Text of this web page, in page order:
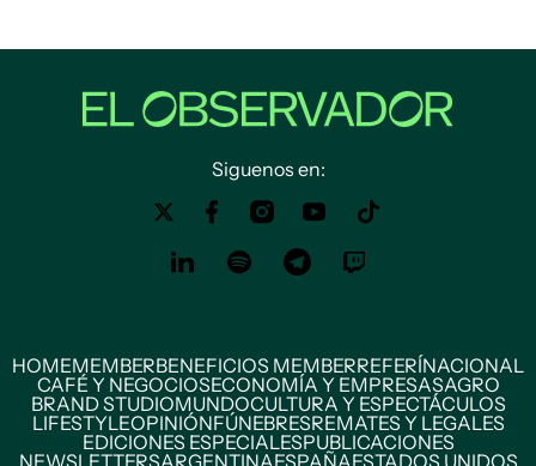
Siguenos en:
HOMEMEMBERBENEFICIOS MEMBERREFERÍNACIONAL
CAFÉ Y NEGOCIOSECONOMÍA Y EMPRESASAGRO
BRAND STUDIOMUNDOCULTURA Y ESPECTÁCULOS
LIFESTYLEOPINIÓNFÚNEBRESREMATES Y LEGALES
EDICIONES ESPECIALESPUBLICACIONES